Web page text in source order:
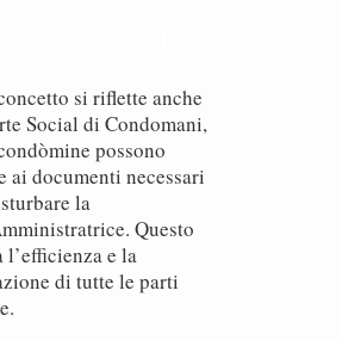
si riflette anche
Social di Condomani,
possono
ai documenti necessari
la
Questo
e la
di tutte le parti